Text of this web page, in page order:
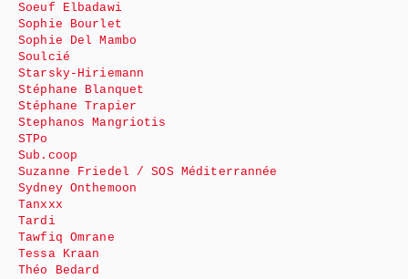
Soeuf Elbadawi
Sophie Bourlet
Sophie Del Mambo
Soulcié
Starsky-Hiriemann
Stéphane Blanquet
Stéphane Trapier
Stephanos Mangriotis
STPo
Sub.coop
Suzanne Friedel / SOS Méditerrannée
Sydney Onthemoon
Tanxxx
Tardi
Tawfiq Omrane
Tessa Kraan
Théo Bedard